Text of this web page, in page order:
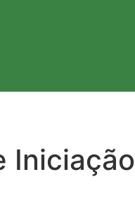
Iniciação